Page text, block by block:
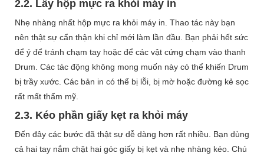
2.2. Lấy hộp mực ra khỏi máy in
Nhẹ nhàng nhất hộp mực ra khỏi máy in. Thao tác này bạn
nên thật sự cẩn thận khi chỉ mới làm lần đầu. Bạn phải hết sức
để ý để tránh chạm tay hoặc để các vật cứng chạm vào thanh
Drum. Các tác động không mong muốn này có thể khiến Drum
bị trầy xước. Các bản in có thể bị lỗi, bị mờ hoặc đường kẻ sọc
rất mất thẩm mỹ.
2.3. Kéo phần giấy kẹt ra khỏi máy
Đến đây các bước đã thật sự dễ dàng hơn rất nhiều. Bạn dùng
cả hai tay nắm chặt hai góc giấy bị kẹt và nhẹ nhàng kéo. Chú